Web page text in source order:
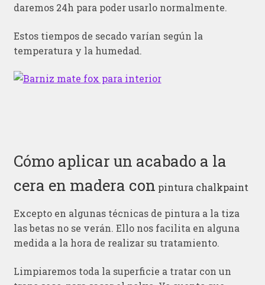
daremos 24h para poder usarlo normalmente.
Estos tiempos de secado varían según la
temperatura y la humedad.
Cómo aplicar un acabado a la
cera en madera con pintura chalkpaint
Excepto en algunas técnicas de pintura a la tiza
las betas no se verán. Ello nos facilita en alguna
medida a la hora de realizar su tratamiento.
Limpiaremos toda la superficie a tratar con un